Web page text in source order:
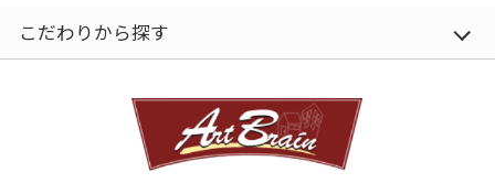
こだわりから探す